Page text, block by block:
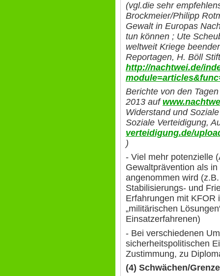
(vgl.die sehr
Brockmeier/Philipp
Gewalt in Europas
tun können ; Ute
weltweit Kriege
Reportagen, H. Böll
http://nachtwei.de/
Berichte von den
2013 auf
Widerstand und
Soziale Verteidigung,
verteidigung.de/
)
- Viel mehr potenzielle
Gewaltprävention als
angenommen wird
Stabilisierungs- und
Erfahrungen mit KFOR
„militärischen
Einsatzerfahrenen)
- Bei verschiedenen
sicherheitspolitischen
Zustimmung, zu
(4) Schwächen/